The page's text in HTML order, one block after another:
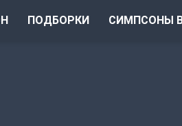
ПОДБОРКИ СИМПСОНЫ